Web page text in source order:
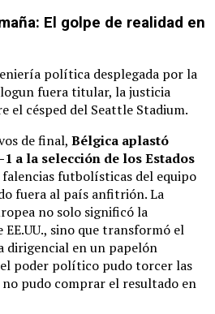
El golpe de realidad en
política desplegada por la
fuera titular, la justicia
el césped del Seattle Stadium.
de final, Bélgica aplastó
a la selección de los Estados
falencias futbolísticas del equipo
fuera al país anfitrión. La
no solo significó la
sino que transformó el
dirigencial en un papelón
poder político pudo torcer las
pudo comprar el resultado en